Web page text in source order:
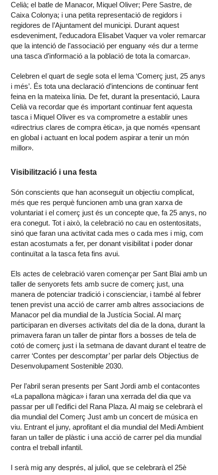
Celià; el batle de Manacor, Miquel Oliver; Pere Sastre, de
Caixa Colonya; i una petita representació de regidors i
regidores de l’Ajuntament del municipi. Durant aquest
esdeveniment, l’educadora Elisabet Vaquer va voler remarcar
que la intenció de l’associació per enguany «és dur a terme
una tasca d’informació a la població de tota la comarca».
Celebren el quart de segle sota el lema ‘Comerç just, 25 anys
i més’. És tota una declaració d’intencions de continuar fent
feina en la mateixa línia. De fet, durant la presentació, Laura
Celià va recordar que és important continuar fent aquesta
tasca i Miquel Oliver es va comprometre a establir unes
«directrius clares de compra ètica», ja que només «pensant
en global i actuant en local podem aspirar a tenir un món
millor».
Visibilització i una festa
Són conscients que han aconseguit un objectiu complicat,
més que res perquè funcionen amb una gran xarxa de
voluntariat i el comerç just és un concepte que, fa 25 anys, no
era conegut. Tot i això, la celebració no cau en ostentositats,
sinó que faran una activitat cada mes o cada mes i mig, com
estan acostumats a fer, per donant visibilitat i poder donar
continuïtat a la tasca feta fins avui.
Els actes de celebració varen començar per Sant Blai amb un
taller de senyorets fets amb sucre de comerç just, una
manera de potenciar tradició i conscienciar, i també al febrer
tenen previst una acció de carrer amb altres associacions de
Manacor pel dia mundial de la Justícia Social. Al març
participaran en diverses activitats del dia de la dona, durant la
primavera faran un taller de pintar flors a bosses de tela de
cotó de comerç just i la setmana de davant durant el teatre de
carrer ‘Contes per descomptar’ per parlar dels Objectius de
Desenvolupament Sostenible 2030.
Per l’abril seran presents per Sant Jordi amb el contacontes
«La papallona màgica» i faran una xerrada del dia que va
passar per ull l’edifici del Rana Plaza. Al maig se celebrarà el
dia mundial del Comerç Just amb un concert de música en
viu. Entrant el juny, aprofitant el dia mundial del Medi Ambient
faran un taller de plàstic i una acció de carrer pel dia mundial
contra el treball infantil.
I serà mig any després, al juliol, que se celebrarà el 25è